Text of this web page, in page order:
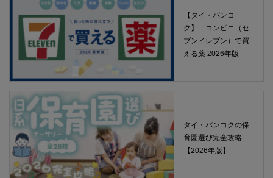
【タイ・バンコ
ク】 コンビニ（セ
ブンイレブン）で買
える薬 2026年版
タイ・バンコクの保
育園選び完全攻略
【2026年版】